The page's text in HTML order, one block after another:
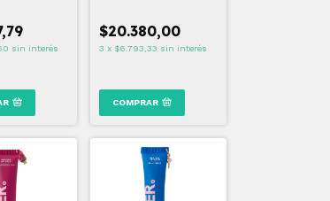
sin interés
$20.380,00
3 x $6.793,33 sin interés
COMPRAR